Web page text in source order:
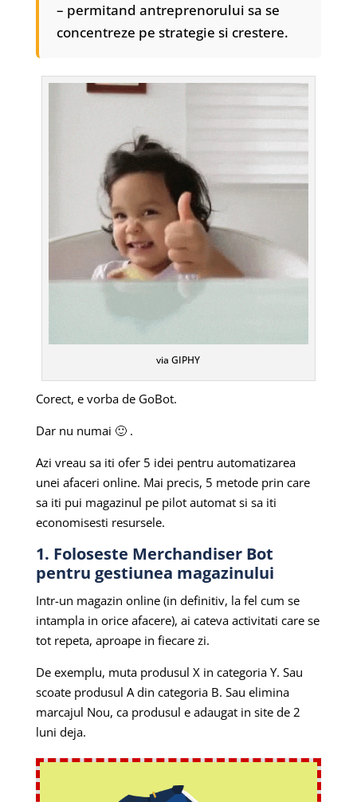
– permitand antreprenorului sa se
concentreze pe strategie si crestere.
via GIPHY
Corect, e vorba de GoBot.
Dar nu numai 🙂 .
Azi vreau sa iti ofer 5 idei pentru automatizarea
unei afaceri online. Mai precis, 5 metode prin care
sa iti pui magazinul pe pilot automat si sa iti
economisesti resursele.
1. Foloseste Merchandiser Bot
pentru gestiunea magazinului
Intr-un magazin online (in definitiv, la fel cum se
intampla in orice afacere), ai cateva activitati care se
tot repeta, aproape in fiecare zi.
De exemplu, muta produsul X in categoria Y. Sau
scoate produsul A din categoria B. Sau elimina
marcajul Nou, ca produsul e adaugat in site de 2
luni deja.